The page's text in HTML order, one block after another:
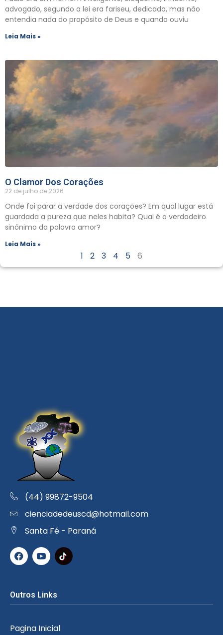
advogado, segundo a lei era fariseu, dedicado, mas não
entendia nada do propósito de Deus e quando ouviu
Leia Mais »
O Clamor Dos Corações
22 de julho de 2026
Onde foi parar a verdade dos corações? Em qual lugar está
guardada a pureza que neles habita? Qual é o verdadeiro
sinônimo da palavra amor?
Leia Mais »
1 2 3 4 5 6
(44) 99872-9504
cienciadedeuscd@hotmail.com
Santa Fé - Paraná
Outros Links
Pagina Inicial